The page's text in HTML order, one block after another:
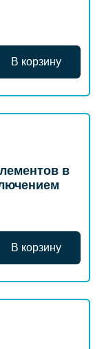
В корзину
в
В корзину